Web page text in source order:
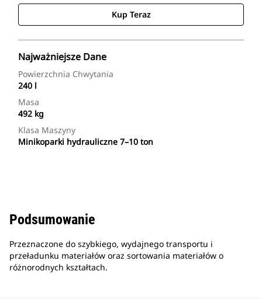
Kup Teraz
Najważniejsze Dane
Powierzchnia Chwytania
240 l
Masa
492 kg
Klasa Maszyny
Minikoparki hydrauliczne 7–10 ton
Podsumowanie
Przeznaczone do szybkiego, wydajnego transportu i
przeładunku materiałów oraz sortowania materiałów o
różnorodnych kształtach.